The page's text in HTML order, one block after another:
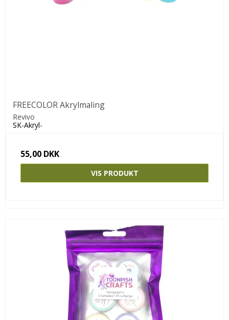
FREECOLOR Akrylmaling
Revivo
SK-Akryl-
55,00 DKK
VIS PRODUKT